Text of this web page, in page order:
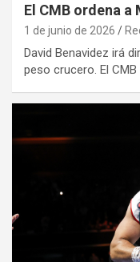
El CMB ordena
1 de junio de 2026
David Benavidez irá
peso crucero. El